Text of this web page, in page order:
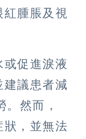
腫脹及視
促進淚液
建議患者減
。然而，
狀，並無法